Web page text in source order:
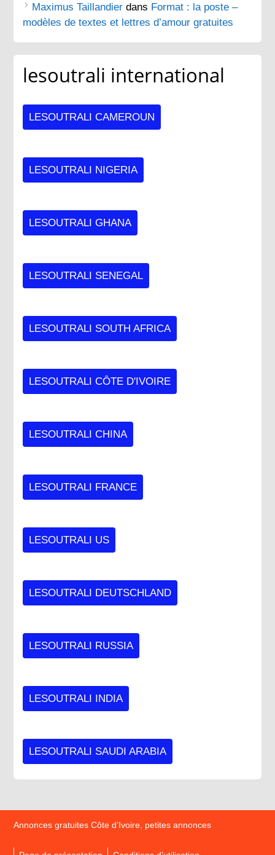
Maximus Taillandier dans Format : la poste –
modèles de textes et lettres d’amour gratuites
lesoutrali international
LESOUTRALI CAMEROUN
LESOUTRALI NIGERIA
LESOUTRALI GHANA
LESOUTRALI SENEGAL
LESOUTRALI SOUTH AFRICA
LESOUTRALI CÔTE D'IVOIRE
LESOUTRALI CHINA
LESOUTRALI FRANCE
LESOUTRALI US
LESOUTRALI DEUTSCHLAND
LESOUTRALI RUSSIA
LESOUTRALI INDIA
LESOUTRALI SAUDI ARABIA
Annonces gratuites Côte d’Ivoire, petites annonces